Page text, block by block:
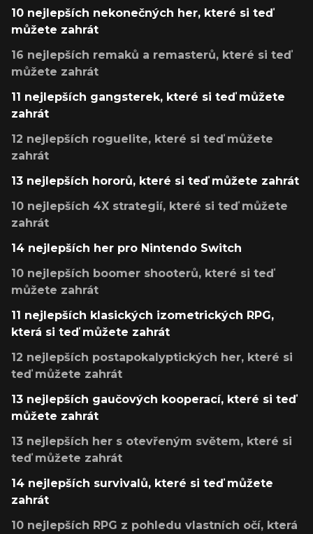
10 nejlepších nekonečných her, které si teď
můžete zahrát
16 nejlepších remaků a remasterů, které si teď
můžete zahrát
11 nejlepších gangsterek, které si teď můžete
zahrát
12 nejlepších roguelite, které si teď můžete
zahrát
13 nejlepších hororů, které si teď můžete zahrát
10 nejlepších 4X strategií, které si teď můžete
zahrát
14 nejlepších her pro Nintendo Switch
10 nejlepších boomer shooterů, které si teď
můžete zahrát
11 nejlepších klasických izometrických RPG,
která si teď můžete zahrát
12 nejlepších postapokalyptických her, které si
teď můžete zahrát
13 nejlepších gaučových kooperací, které si teď
můžete zahrát
13 nejlepších her s otevřeným světem, které si
teď můžete zahrát
14 nejlepších survivalů, které si teď můžete
zahrát
10 nejlepších RPG z pohledu vlastních očí, která